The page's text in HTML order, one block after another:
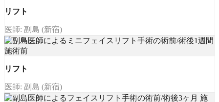
リフト
医師: 副島 (新宿)
リフト
医師: 副島 (新宿)